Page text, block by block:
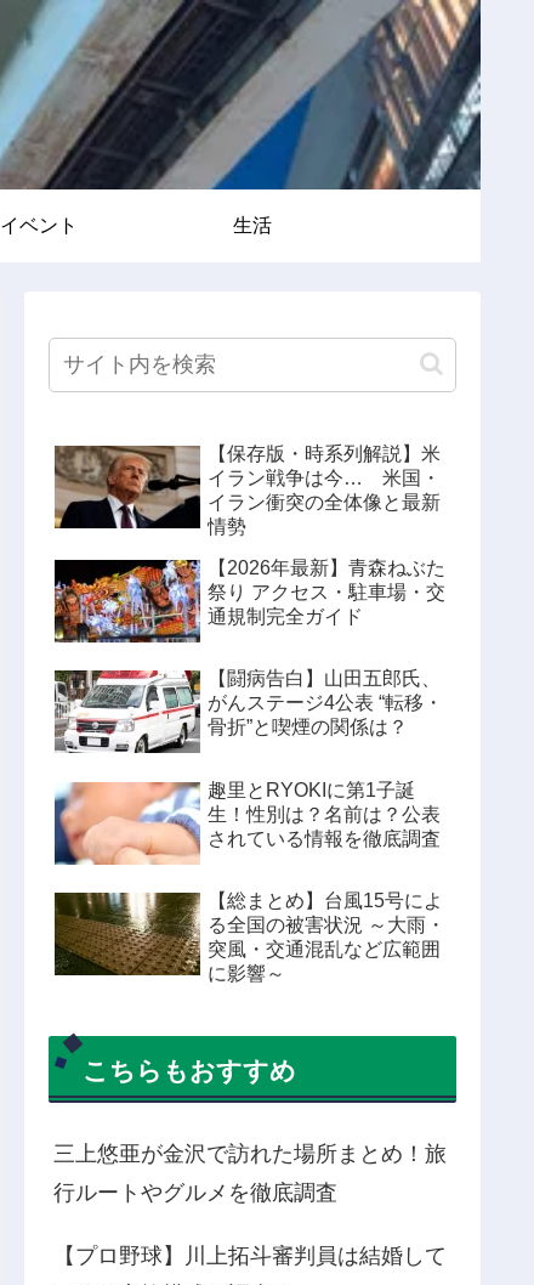
イベント 生活
【保存版・時系列解説】米
イラン戦争は今… 米国・
イラン衝突の全体像と最新
情勢
【2026年最新】青森ねぶた
祭り アクセス・駐車場・交
通規制完全ガイド
【闘病告白】山田五郎氏、
がんステージ4公表 “転移・
骨折”と喫煙の関係は？
趣里とRYOKIに第1子誕
生！性別は？名前は？公表
されている情報を徹底調査
【総まとめ】台風15号によ
る全国の被害状況 ～大雨・
突風・交通混乱など広範囲
に影響～
こちらもおすすめ
三上悠亜が金沢で訪れた場所まとめ！旅
行ルートやグルメを徹底調査
【プロ野球】川上拓斗審判員は結婚して